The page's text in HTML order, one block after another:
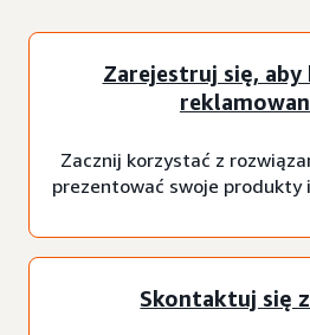
Zarejestruj się,
Zacznij korzystać z
prezentować swoje produkty
Skontaktuj się